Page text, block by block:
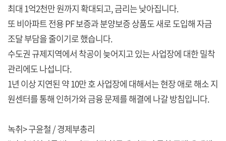
최대 1억2천만 원까지 확대되고, 금리는 낮아집니다.
또 비아파트 전용 PF 보증과 분양보증 상품도 새로 도입해 자금
조달 부담을 줄이기로 했습니다.
수도권 규제지역에서 착공이 늦어지고 있는 사업장에 대한 밀착
관리에도 나섭니다.
1년 이상 지연된 약 10만 호 사업장에 대해서는 현장 애로 해소 지
원센터를 통해 인허가와 금융 문제를 해결에 나갈 방침입니다.
녹취> 구윤철 / 경제부총리